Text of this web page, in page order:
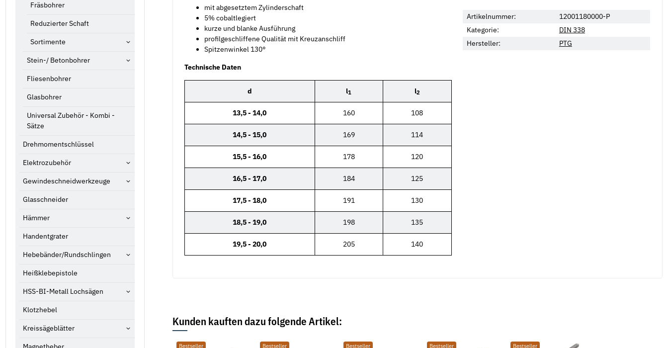
mit abgesetztem Zylinderschaft
5% cobaltlegiert
kurze und blanke Ausführung
profilgeschliffene Qualität mit Kreuzanschliff
Spitzenwinkel 130°
Technische Daten
d l1 l2
13,5 - 14,0 160 108
14,5 - 15,0 169 114
15,5 - 16,0 178 120
16,5 - 17,0 184 125
17,5 - 18,0 191 130
18,5 - 19,0 198 135
19,5 - 20,0 205 140
Artikelnummer:
12001180000-P
Kategorie:
DIN 338
Hersteller:
PTG
Kunden kauften dazu folgende Artikel:
Bestseller Bestseller Bestseller Bestseller Bestseller Bestseller
Fräsbohrer
Reduzierter Schaft
Sortimente
Stein-/ Betonbohrer
Fliesenbohrer
Glasbohrer
Universal Zubehör - Kombi -
Sätze
Drehmomentschlüssel
Elektrozubehör
Gewindeschneidwerkzeuge
Glasschneider
Hämmer
Handentgrater
Hebebänder/Rundschlingen
Heißklebepistole
HSS-BI-Metall Lochsägen
Klotzhebel
Kreissägeblätter